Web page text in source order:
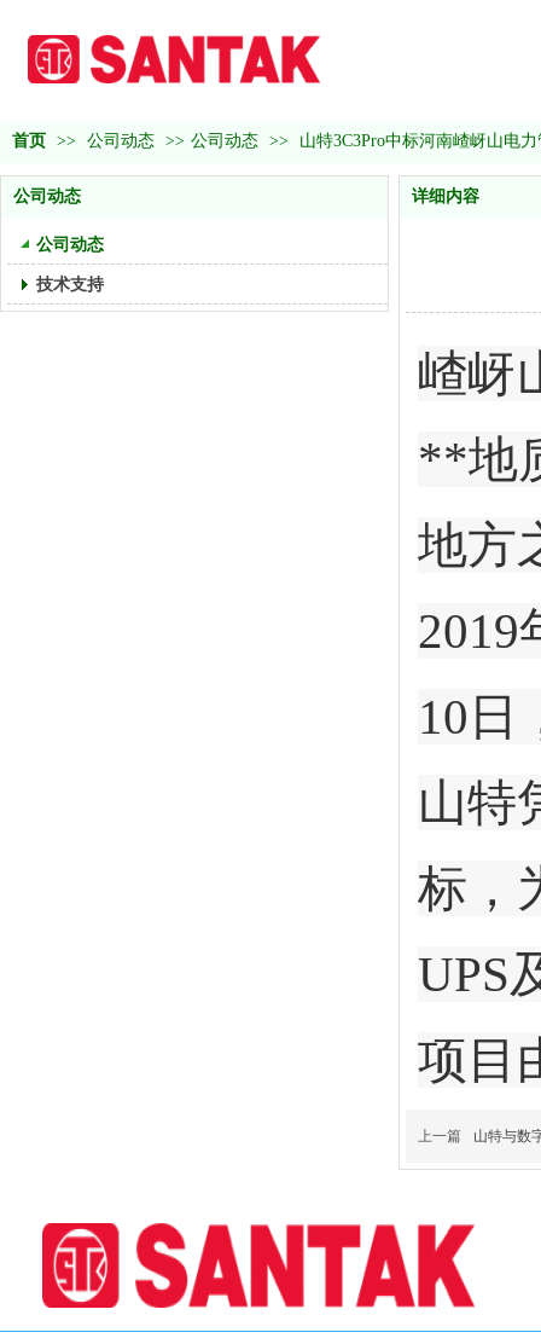
首页 >> 公司动态 >> 公司动态 >> 山特3C3Pro中标河南嵖岈山电
公司动态
公司动态
技术支持
详细内容
嵖岈
**地
地方
2019
10日
山特
标，
UPS
项目
上一篇 山特与数